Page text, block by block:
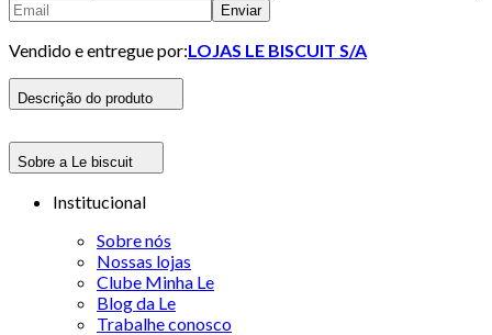
Enviar
Vendido e entregue por:LOJAS LE BISCUIT S/A
Descrição do produto
Sobre a Le biscuit
Institucional
Sobre nós
Nossas lojas
Clube Minha Le
Blog da Le
Trabalhe conosco